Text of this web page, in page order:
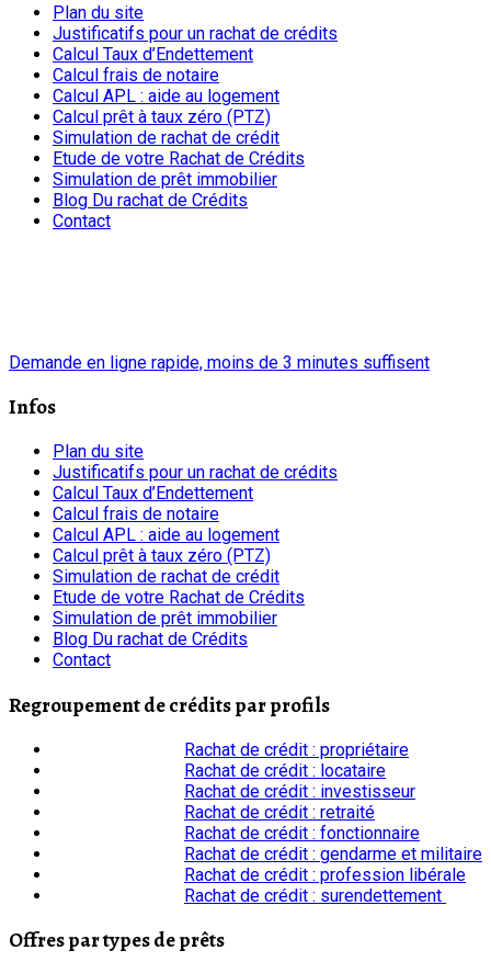
Plan du site
Justificatifs pour un rachat de crédits
Calcul Taux d’Endettement
Calcul frais de notaire
Calcul APL : aide au logement
Calcul prêt à taux zéro (PTZ)
Simulation de rachat de crédit
Etude de votre Rachat de Crédits
Simulation de prêt immobilier
Blog Du rachat de Crédits
Contact
Demande en ligne rapide, moins de 3 minutes suffisent
Infos
Plan du site
Justificatifs pour un rachat de crédits
Calcul Taux d’Endettement
Calcul frais de notaire
Calcul APL : aide au logement
Calcul prêt à taux zéro (PTZ)
Simulation de rachat de crédit
Etude de votre Rachat de Crédits
Simulation de prêt immobilier
Blog Du rachat de Crédits
Contact
Regroupement de crédits par profils
Rachat de crédit : propriétaire
Rachat de crédit : locataire
Rachat de crédit : investisseur
Rachat de crédit : retraité
Rachat de crédit : fonctionnaire
Rachat de crédit : gendarme et militaire
Rachat de crédit : profession libérale
Rachat de crédit : surendettement
Offres par types de prêts